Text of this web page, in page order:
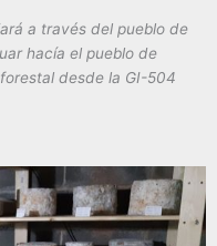
a través del pueblo de
hacía el pueblo de
desde la GI-504